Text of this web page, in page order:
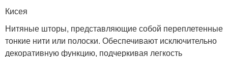
Кисея
Нитяные шторы, представляющие собой переплетенные
тонкие нити или полоски. Обеспечивают исключительно
декоративную функцию, подчеркивая легкость